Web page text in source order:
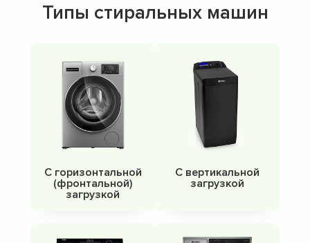
Типы стиральных машин
С горизонтальной
(фронтальной)
загрузкой
С вертикальной
загрузкой